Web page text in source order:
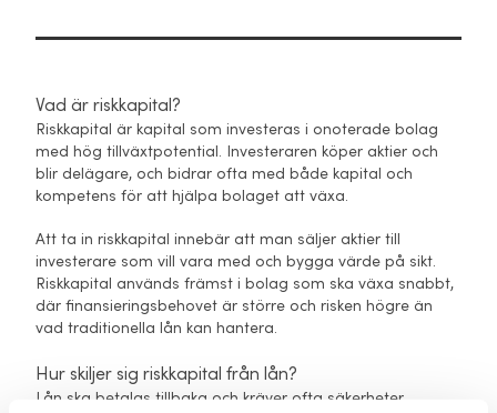
Vad är riskkapital?
Riskkapital är kapital som investeras i onoterade bolag
med hög tillväxtpotential. Investeraren köper aktier och
blir delägare, och bidrar ofta med både kapital och
kompetens för att hjälpa bolaget att växa.
Att ta in riskkapital innebär att man säljer aktier till
investerare som vill vara med och bygga värde på sikt.
Riskkapital används främst i bolag som ska växa snabbt,
där finansieringsbehovet är större och risken högre än
vad traditionella lån kan hantera.
Hur skiljer sig riskkapital från lån?
Lån ska betalas tillbaka och kräver ofta säkerheter.